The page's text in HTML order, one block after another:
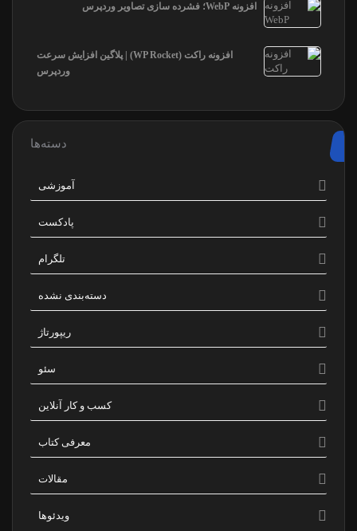
افزونه WebP؛ فشرده سازی تصاویر وردپرس
افزونه راکت (WP Rocket) | پلاگین افزایش سرعت
وردپرس
دسته‌ها
آموزشی
پادکست
تلگرام
دسته‌بندی نشده
ریپورتاژ
سئو
کسب و کار آنلاین
معرفی کتاب
مقالات
ویدئوها